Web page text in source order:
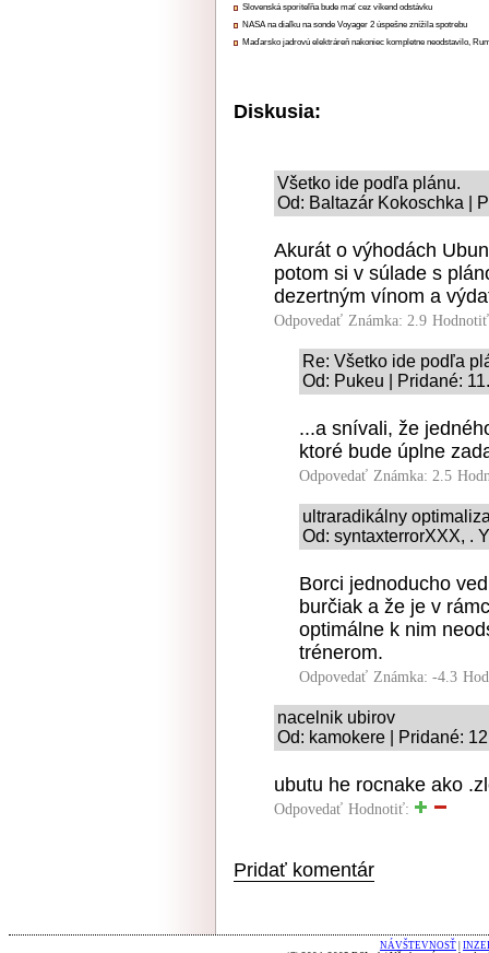
Slovenská sporiteľňa bude mať cez víkend odstávku
NASA na diaľku na sonde Voyager 2 úspešne znížila spotrebu
Maďarsko jadrovú elektráreň nakoniec kompletne neodstavilo,
Diskusia:
Všetko ide podľa plánu.
Od: Baltazár Kokoschka |
Akurát o výhodách
potom si v súlade s
dezertným vínom a
Odpovedať Známka: 2.9
Re: Všetko ide podľa
Od: Pukeu | Pridané:
...a snívali, že
ktoré bude úplne
Odpovedať Známka: 2.5
ultraradikálny
Od: syntaxterrorXXX, .
Borci jednoducho
burčiak a že je v
optimálne k nim
trénerom.
Odpovedať Známka: -4.3
nacelnik ubirov
Od: kamokere | Pridané:
ubutu he rocnake ako
Odpovedať Hodnotiť:
Pridať komentár
NÁVŠTEVNOSŤ